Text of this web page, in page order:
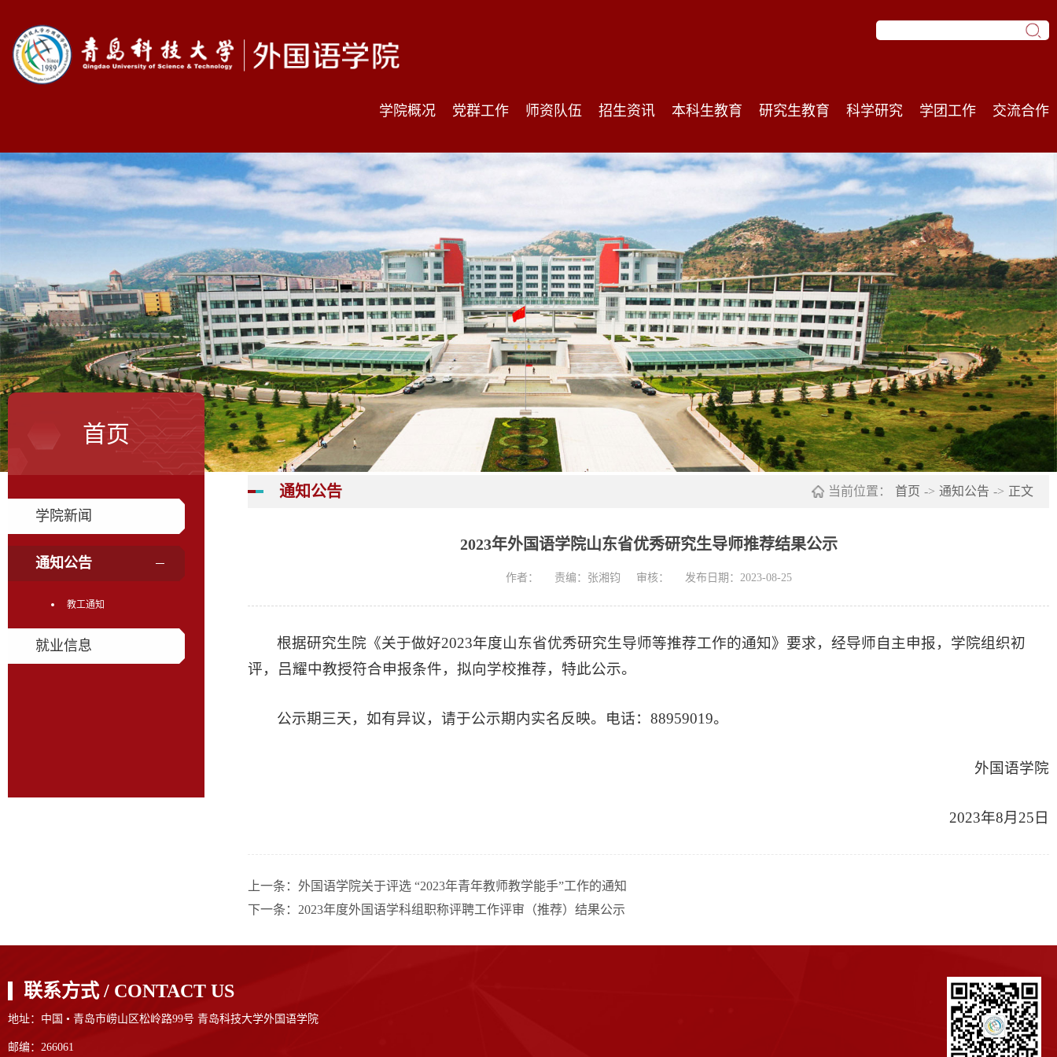
学院概况 党群工作 师资队伍 招生资讯 本科生教育 研究生教育 科学研究 学团工作 交流合作
首页
学院新闻
通知公告
教工通知
就业信息
通知公告 当前位置： 首页 -> 通知公告 -> 正文
2023年外国语学院山东省优秀研究生导师推荐结果公示
作者： 责编：张湘钧 审核： 发布日期：2023-08-25
根据研究生院《关于做好2023年度山东省优秀研究生导师等推荐工作的通知》要求，经导师自主申报，学院组织初
评，吕耀中教授符合申报条件，拟向学校推荐，特此公示。
公示期三天，如有异议，请于公示期内实名反映。电话：88959019。
外国语学院
2023年8月25日
上一条： 外国语学院关于评选 “2023年青年教师教学能手”工作的通知
下一条： 2023年度外国语学科组职称评聘工作评审（推荐）结果公示
联系方式 / CONTACT US
地址：中国 • 青岛市崂山区松岭路99号 青岛科技大学外国语学院
邮编：266061